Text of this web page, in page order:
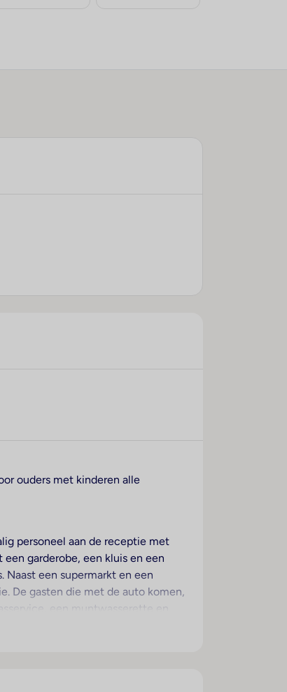
ouders met kinderen alle
personeel aan de receptie met
garderobe, een kluis en een
een supermarkt en een
De gasten die met de auto komen,
een muntwasserette en